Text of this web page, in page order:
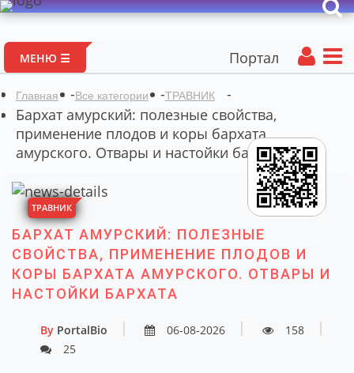
МЕНЮ ☰ Портал авторских
Главная -Все категории -ТРАВНИК
-
Бархат амурский: полезные свойства,
применение плодов и коры бархата
амурского. Отвары и настойки бархата
ТРАВНИК
БАРХАТ АМУРСКИЙ: ПОЛЕЗНЫЕ
СВОЙСТВА, ПРИМЕНЕНИЕ ПЛОДОВ И
КОРЫ БАРХАТА АМУРСКОГО. ОТВАРЫ И
НАСТОЙКИ БАРХАТА
By PortalBio 06-08-2026
158
25